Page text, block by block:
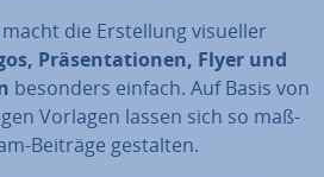
macht die Er­stel­lung visueller
Prä­sen­ta­tio­nen, Flyer und
besonders einfach. Auf Basis von
Vorlagen lassen sich so maß­
Beiträge gestalten.